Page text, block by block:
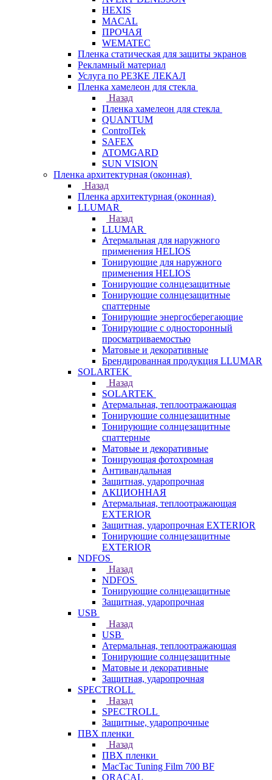
HEXIS
MACAL
ПРОЧАЯ
WEMATEC
Пленка статическая для защиты экранов
Рекламный материал
Услуга по РЕЗКЕ ЛЕКАЛ
Пленка хамелеон для стекла
Назад
Пленка хамелеон для стекла
QUANTUM
ControlTek
SAFEX
ATOMGARD
SUN VISION
Пленка архитектурная (оконная)
Назад
Пленка архитектурная (оконная)
LLUMAR
Назад
LLUMAR
Атермальная для наружного
применения HELIOS
Тонирующие для наружного
применения HELIOS
Тонирующие солнцезащитные
Тонирующие солнцезащитные
спаттерные
Тонирующие энергосберегающие
Тонирующие с односторонный
просматриваемостью
Матовые и декоративные
Брендированная продукция LLUMAR
SOLARTEK
Назад
SOLARTEK
Атермальная, теплоотражающая
Тонирующие солнцезащитные
Тонирующие солнцезащитные
спаттерные
Матовые и декоративные
Тонирующая фотохромная
Антивандальная
Защитная, ударопрочная
АКЦИОННАЯ
Атермальная, теплоотражающая
EXTERIOR
Защитная, ударопрочная EXTERIOR
Тонирующие солнцезащитные
EXTERIOR
NDFOS
Назад
NDFOS
Тонирующие солнцезащитные
Защитная, ударопрочная
USB
Назад
USB
Атермальная, теплоотражающая
Тонирующие солнцезащитные
Матовые и декоративные
Защитная, ударопрочная
SPECTROLL
Назад
SPECTROLL
Защитные, ударопрочные
ПВХ пленки
Назад
ПВХ пленки
MacTac Tuning Film 700 BF
ORACAL